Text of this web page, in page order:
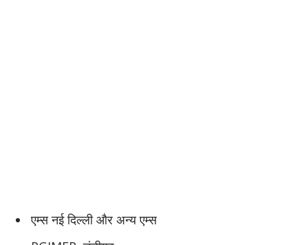
एम्स नई दिल्ली और अन्य एम्स